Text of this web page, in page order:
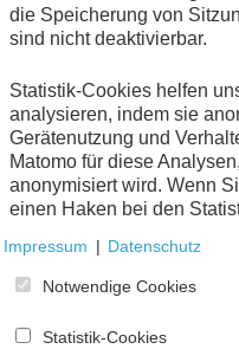
Kompetenzzentrum in
Insgesamt acht Jahre blieb sie
2024 ist sie Präsidentin des BAFA.
Wie fördern Sie
Unternehmen, um
stärken?
Das BAFA bietet eine
für so genannte KMUs.
begegnen, setzen wir
Besetzung und
die Speicherung von
sind nicht deaktivierbar.
Statistik-Cookies helfen
analysieren, indem sie
Gerätenutzung und
Matomo für diese
anonymisiert wird. Wenn
einen Haken bei den
Impressum | Datenschutz
Notwendige Cookies
Statistik-Cookies